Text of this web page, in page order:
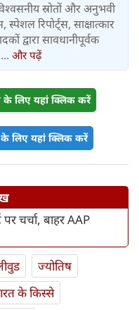
स्रोतों और अनुभवी
स्पेशल रिपोर्ट्स, साक्षात्कार
द्वारा सावधानीपूर्वक
और पढ़ें
के लिए यहां क्लिक करें
लिए यहां क्लिक करें
चर्चा, बाहर AAP
ज्योतिष
के किस्से